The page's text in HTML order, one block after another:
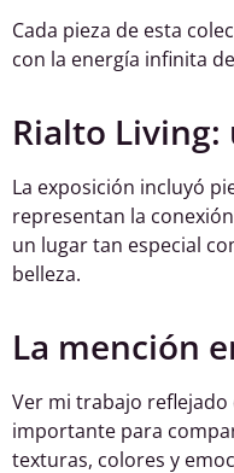
Cada pieza de esta
con la energía infinita
Rialto Living:
La exposición incluyó
representan la
un lugar tan especial
belleza.
La mención
Ver mi trabajo
importante para
texturas, colores y